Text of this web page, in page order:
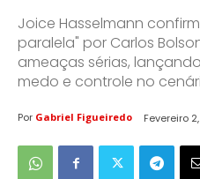
Joice Hasselmann
paralela" por Carlos
ameaças sérias,
medo e controle no
Por Gabriel Figueiredo Fevereiro